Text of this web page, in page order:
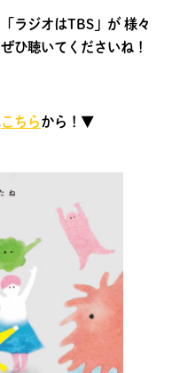
ラジオはTBS」が 様々
ひ聴いてくださいね！
こちらから！▼